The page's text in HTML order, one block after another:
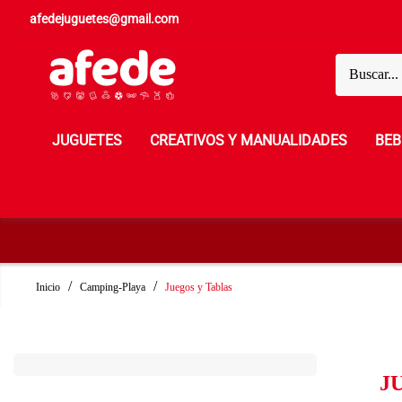
afedejuguetes@gmail.com
JUGUETES CREATIVOS Y MANUALIDADES
Inicio Camping-Playa Juegos y Tablas